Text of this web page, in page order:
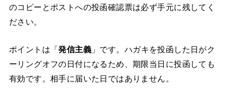
のコピーとポストへの投函確認票は必ず手元に残してく
ださい。
ポイントは「発信主義 」です。ハガキを投函した日がク
ーリングオフの日付になるため、期限当日に投函しても
有効です。相手に届いた日ではありません。